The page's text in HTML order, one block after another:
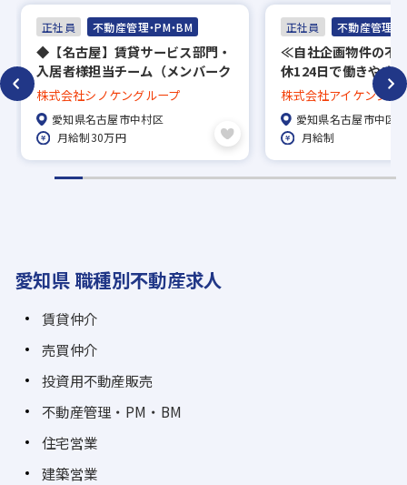
正社員 不動産管理・PM・BM
◆【名古屋】賃貸サービス部門・
入居者様担当チーム（メンバーク
ラス）◆実務経験を活かせる◎／
年間休日120日
株式会社シノケングループ
愛知県名古屋市中村区
月給制30万円
正社員 不動産管理・
≪自社企画物件の不
休124日で働きやす
み有／業界経験不問
実
株式会社アイケンジャ
愛知県名古屋市中区
月給制
愛知県 職種別不動産求人
賃貸仲介
売買仲介
投資用不動産販売
不動産管理・PM・BM
住宅営業
建築営業